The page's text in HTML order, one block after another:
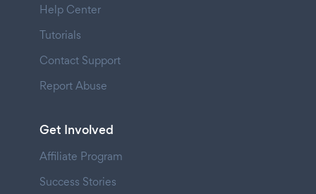
Help Center
Tutorials
Contact Support
Report Abuse
Get Involved
Affiliate Program
Success Stories